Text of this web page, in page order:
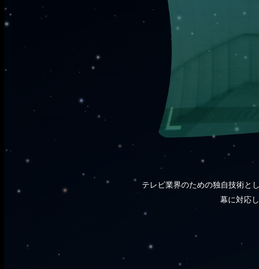
テレビ業界のための独自技術と
幕に対応